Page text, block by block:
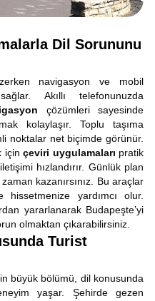
Dil Sorununu
navigasyon ve mobil
Akıllı telefonunuzda
çözümleri sayesinde
kolaylaşır. Toplu taşıma
noktalar net biçimde görünür.
için çeviri uygulamaları pratik
hızlandırır. Günlük plan
kazanırsınız. Bu araçlar
yardımcı olur.
yararlanarak Budapeşte’yi
olmaktan çıkarabilirsiniz.
Turist
büyük bölümü, dil konusunda
yaşar. Şehirde gezen